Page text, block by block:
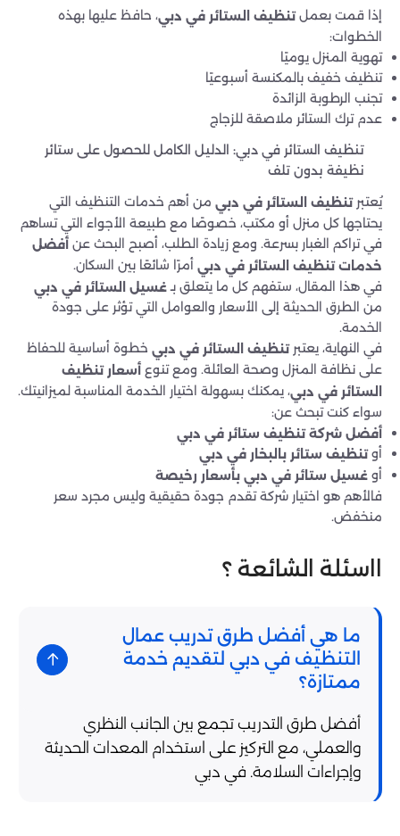
إذا قمت بعملتنظيف الستائر في دبي، حافظ عليها بهذه
الخطوات:
تهوية المنزل يوميًا
تنظيف خفيف بالمكنسة أسبوعيًا
تجنب الرطوبة الزائدة
عدم ترك الستائر ملاصقة للزجاج
تنظيف الستائر في دبي: الدليل الكامل للحصول على ستائر
نظيفة بدون تلف
يُعتبرتنظيف الستائر في دبي من أهم خدمات التنظيف التي
يحتاجها كل منزل أو مكتب، خصوصًا مع طبيعة الأجواء التي تساهم
في تراكم الغبار بسرعة. ومع زيادة الطلب، أصبح البحث عن أفضل
خدمات تنظيف الستائر في دبي أمرًا شائعًا بين السكان.
في هذا المقال، ستفهم كل ما يتعلق بـ غسيل الستائر في دبي
من الطرق الحديثة إلى الأسعار والعوامل التي تؤثر على جودة
الخدمة.
في النهاية، يعتبرتنظيف الستائر في دبي خطوة أساسية للحفاظ
على نظافة المنزل وصحة العائلة. ومع تنوع أسعار تنظيف
الستائر في دبي، يمكنك بسهولة اختيار الخدمة المناسبة لميزانيتك.
سواء كنت تبحث عن:
أفضل شركة تنظيف ستائر في دبي
أوتنظيف ستائر بالبخار في دبي
أو غسيل ستائر في دبي بأسعار رخيصة
فالأهم هو اختيار شركة تقدم جودة حقيقية وليس مجرد سعر
منخفض.
ااسئلة الشائعة ؟
ما هي أفضل طرق تدريب عمال
التنظيف في دبي لتقديم خدمة
ممتازة؟
أفضل طرق التدريب تجمع بين الجانب النظري
والعملي، مع التركيز على استخدام المعدات الحديثة
وإجراءات السلامة. في دبي